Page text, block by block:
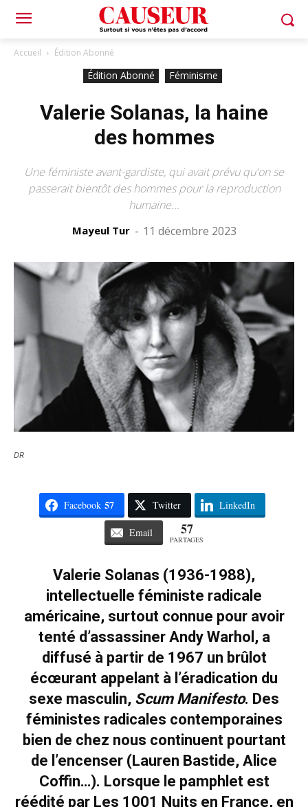
Accueil Édition Abonné
Édition Abonné Féminisme
Valerie Solanas, la haine
des hommes
Une féministe avant-gardiste, qui avait prévu qu'on se
passerait bientôt des hommes pour la reproduction
humaine...
Mayeul Tur - 11 décembre 2023
DR
Facebook 57 Twitter LinkedIn
Email 57
PARTAGES
Valerie Solanas (1936-1988),
intellectuelle féministe radicale
américaine, surtout connue pour avoir
tenté d’assassiner Andy Warhol, a
diffusé à partir de 1967 un brûlot
écœurant appelant à l’éradication du
sexe masculin, Scum Manifesto. Des
féministes radicales contemporaines
bien de chez nous continuent pourtant
de l’encenser (Lauren Bastide, Alice
Coffin…). Lorsque le pamphlet est
réédité par Les 1001 Nuits en France, en